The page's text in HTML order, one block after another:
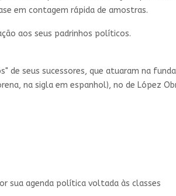
em contagem rápida de amostras.
aos seus padrinhos políticos.
de seus sucessores, que atuaram na
na sigla em espanhol), no de López
sua agenda política voltada às classes